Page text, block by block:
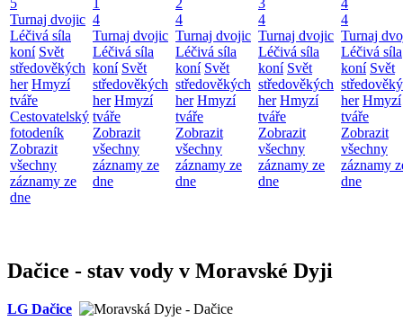
Turnaj dvojic
Léčivá síla
koní Svět
středověkých
her Hmyzí
tváře
Cestovatelský
fotodeník
Zobrazit
všechny
záznamy ze
dne
4
Turnaj dvojic
Léčivá síla
koní Svět
středověkých
her Hmyzí
tváře
Zobrazit
všechny
záznamy ze
dne
4
Turnaj dvojic
Léčivá síla
koní Svět
středověkých
her Hmyzí
tváře
Zobrazit
všechny
záznamy ze
dne
4
Turnaj dvojic
Léčivá síla
koní Svět
středověkých
her Hmyzí
tváře
Zobrazit
všechny
záznamy ze
dne
4
Turnaj
Léčivá síla
koní Svět
her Hmyzí
tváře
Zobrazit
všechny
záznamy
dne
Dačice - stav vody v Moravské Dyji
LG Dačice